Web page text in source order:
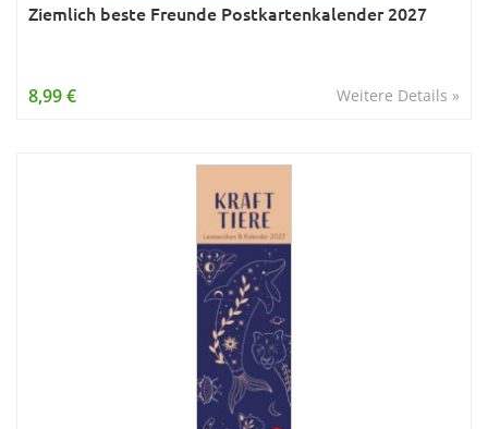
Ziemlich beste Freunde Postkartenkalender 2027
Weitere Details »
8,99 €